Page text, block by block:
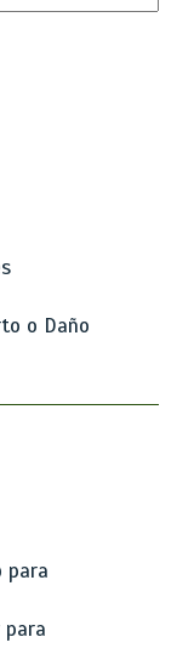
o Daño
para